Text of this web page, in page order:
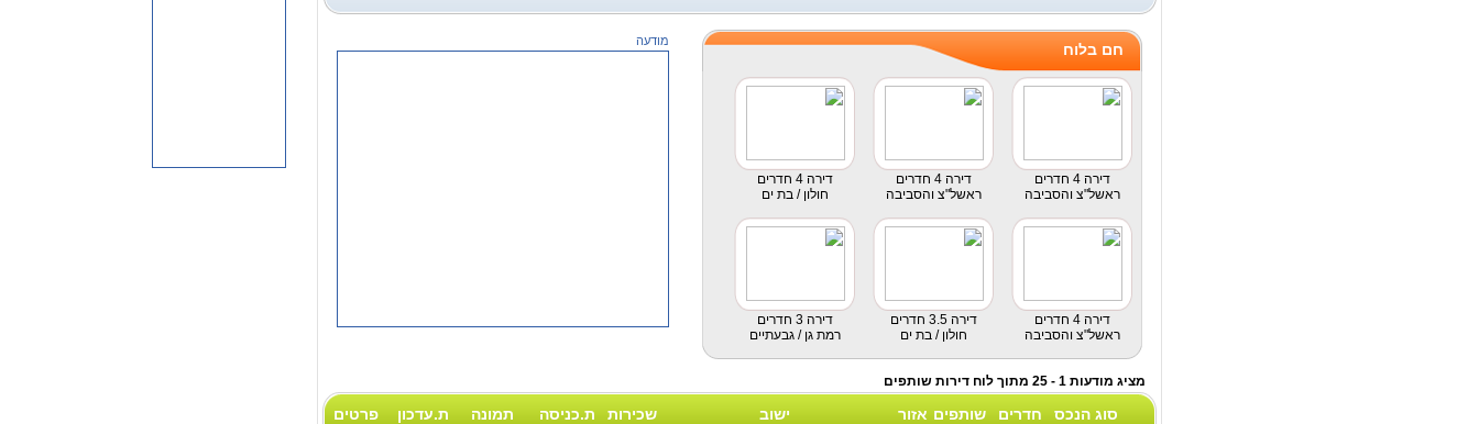
מודעה חם בלוח
דירה 4 חדרים
ראשל"צ והסביבה
דירה 4 חדרים
ראשל"צ והסביבה
דירה 4 חדרים
חולון / בת ים
דירה 4 חדרים
ראשל"צ והסביבה
דירה 3.5 חדרים
חולון / בת ים
דירה 3 חדרים
רמת גן / גבעתיים
מציג מודעות 1 - 25 מתוך לוח דירות שותפים
סוג הנכס חדרים שותפים אזור ישוב שכירות ת.כניסה תמונה ת.עדכון פרטים